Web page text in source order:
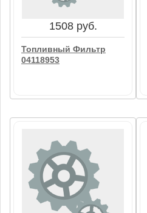
1508 руб.
Топливный Фильтр
04118953
1508 руб.